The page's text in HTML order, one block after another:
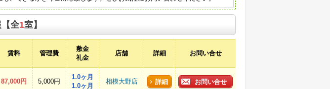
全1室】
賃料 管理費
敷金
礼金
店舗 詳細 お問い合せ
87,000円 5,000円
1.0ヶ月
1.0ヶ月
相模大野店 詳細 お問い合せ